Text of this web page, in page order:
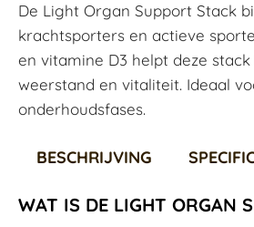
De Light Organ Support Stack
krachtsporters en actieve
en vitamine D3 helpt deze
weerstand en vitaliteit. Ideaal
onderhoudsfases.
BESCHRIJVING
WAT IS DE LIGHT ORGAN